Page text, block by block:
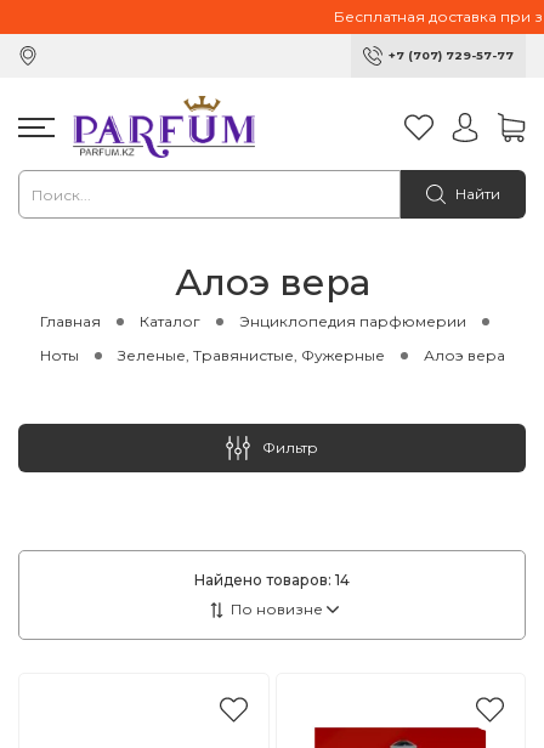
Бесплатная доставка при
+7 (707) 729-57-77
Найти
Алоэ вера
Главная Каталог
Энциклопедия парфюмерии
Ноты
Зеленые, Травянистые, Фужерные Алоэ вера
Найдено товаров: 14
Фильтр